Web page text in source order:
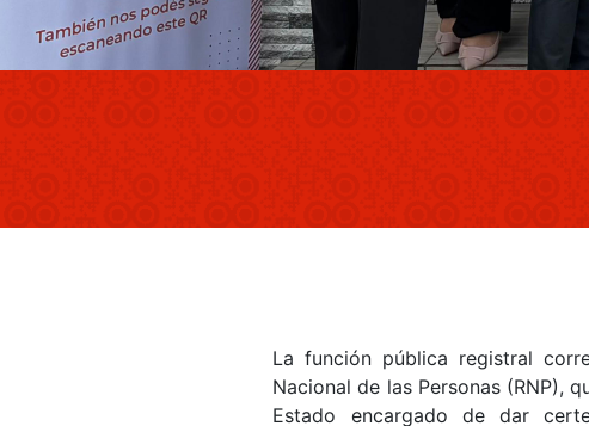
La función pública registral
Nacional de las Personas (RNP),
Estado encargado de dar